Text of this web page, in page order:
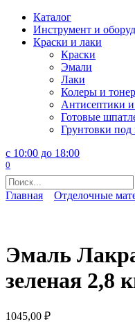
Перейти
содержанию
Каталог
Инструмент и
Краски и лаки
Краски
Эмали
Лаки
Колеры и
Антисептики
Готовые
Грунтовки под
с 10:00 до 18:00
0
Search
for:
Главная Отделочные
Эмаль
зеленая 2,8
1045,00 ₽